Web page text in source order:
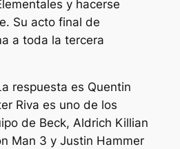
y hacerse
Su acto final de
a toda la tercera
respuesta es Quentin
Riva es uno de los
de Beck, Aldrich Killian
Man 3 y Justin Hammer